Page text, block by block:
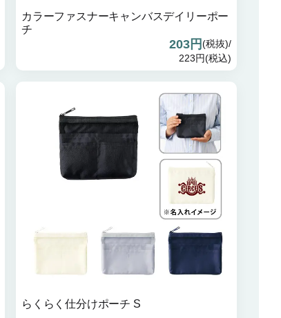
カラーファスナーキャンバスデイリーポー
チ
203円(税抜)/
223円(税込)
らくらく仕分けポーチ S